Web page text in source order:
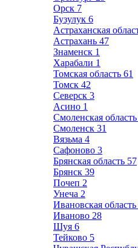
Орск 7
Бузулук 6
Астраханская
Астрахань 47
Знаменск 1
Харабали 1
Томская область 61
Томск 42
Северск 3
Асино 1
Смоленская область
Смоленск 31
Вязьма 4
Сафоново 3
Брянская область 57
Брянск 39
Почеп 2
Унеча 2
Ивановская область
Иваново 28
Шуя 6
Тейково 5